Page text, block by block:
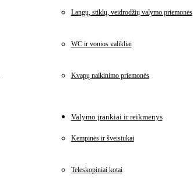
Langų, stiklų, veidrodžių valymo priemonės
WC ir vonios valikliai
Kvapų naikinimo priemonės
Valymo įrankiai ir reikmenys
Kempinės ir šveistukai
Teleskopiniai kotai